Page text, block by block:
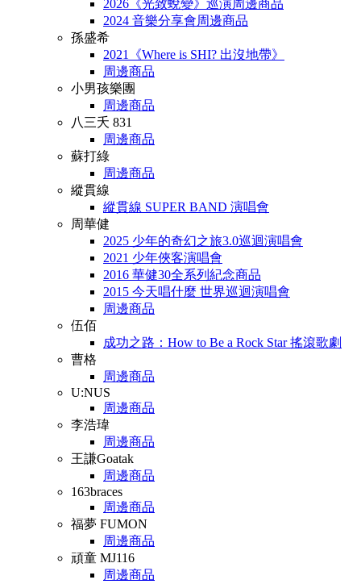
2026《光致蛻變》巡演周邊商品
2024 音樂分享會周邊商品
孫盛希
2021《Where is SHI? 出沒地帶》
周邊商品
小男孩樂團
周邊商品
八三夭 831
周邊商品
蘇打綠
周邊商品
縱貫線
縱貫線 SUPER BAND 演唱會
周華健
2025 少年的奇幻之旅3.0巡迴演唱會
2021 少年俠客演唱會
2016 華健30全系列紀念商品
2015 今天唱什麼 世界巡迴演唱會
周邊商品
伍佰
成功之路：How to Be a Rock Star 搖滾歌劇
曹格
周邊商品
U:NUS
周邊商品
李浩瑋
周邊商品
王謙Goatak
周邊商品
163braces
周邊商品
福夢 FUMON
周邊商品
頑童 MJ116
周邊商品